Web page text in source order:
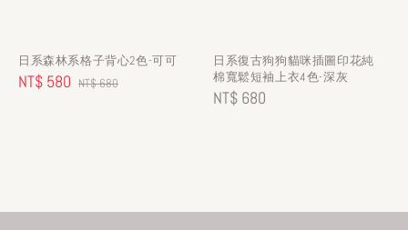
日系森林系格子背心2色-可可
Sale
NT$ 580 Regular
NT$ 680
日系復古狗狗貓咪插圖印花純
棉寬鬆短袖上衣4色-深灰
Regular
NT$ 680